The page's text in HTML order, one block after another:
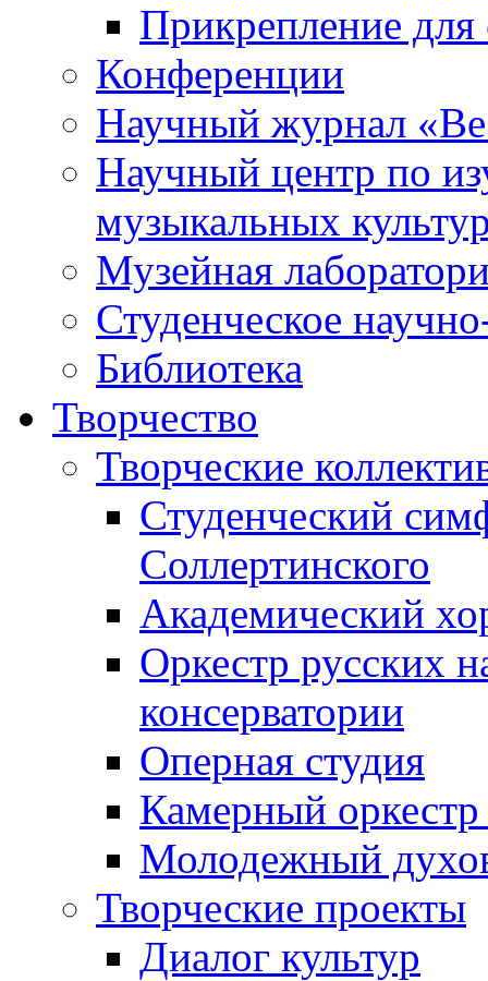
Прикрепление для
Конференции
Научный журнал
Научный центр по
музыкальных
Музейная
Студенческое
Библиотека
Творчество
Творческие
Студенческий
Соллертинского
Академический
Оркестр русских
консерватории
Оперная студия
Камерный оркестр
Молодежный
Творческие проекты
Диалог культур